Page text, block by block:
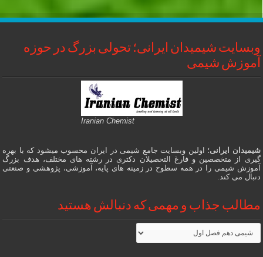
وبسایت شیمیدان ایرانی؛ تحولی بزرگ در حوزه
آموزش شیمی
Iranian Chemist
شیمیدان ایرانی؛ اولین وبسایت جامع شیمی در ایران محسوب میشود که با بهره
گیری از متخصصین و فارغ التحصیلان دکتری در رشته های مختلف، هدف بزرگ
آموزش شیمی را در همه سطوح در زمینه های پایه، آموزشی، پژوهشی و صنعتی
دنبال می کند.
مطالب جذاب و مهمی که دنبالش هستید
مطالب
جذاب
و